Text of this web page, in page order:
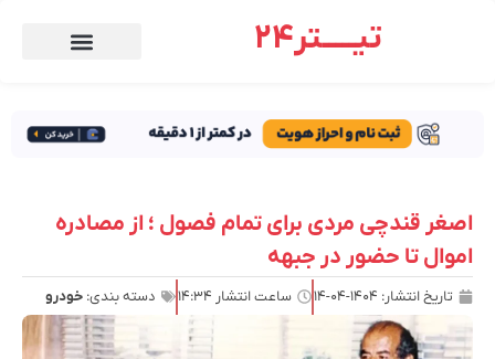
تیـــــتر24
اصغر قندچی مردی برای تمام فصول ؛ از مصادره
اموال تا حضور در جبهه
تاریخ انتشار: ۱۴۰۴-۰۴-۱۴ ساعت انتشار ۱۴:۳۴ دسته بندی: خودرو